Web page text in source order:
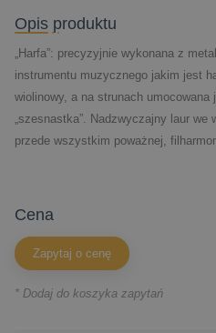
Opis produktu
„Harfa”: precyzyjnie wykonana z
instrumentu muzycznego jakim jest
wiolinowy, a na strunach umocowana
„szesnastka”. Nadzwyczajny laur
przede wszystkim poważnej,
cena
Zapytaj o cenę
* Dodaj do koszyka zapytań